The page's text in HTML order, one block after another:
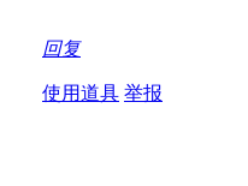
回复
使用道具 举报